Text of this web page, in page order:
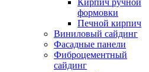
Кирпич ручной
формовки
Печной кирпич
Виниловый сайдинг
Фасадные панели
Фиброцементный
сайдинг